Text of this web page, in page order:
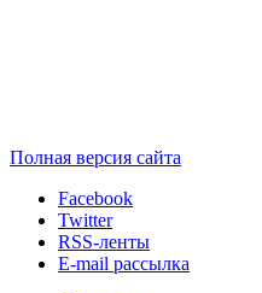
Полная версия сайта
Facebook
Twitter
RSS-ленты
E-mail рассылка